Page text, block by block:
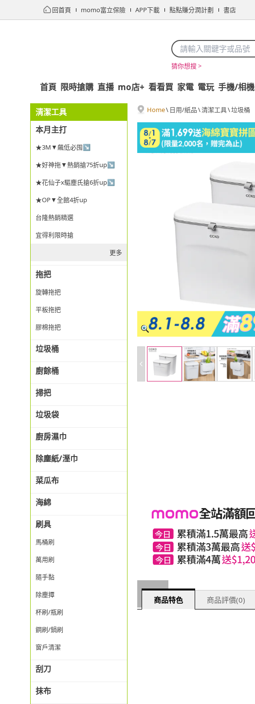
回首頁 momo富立保險 APP下載 點點賺分潤計劃 書店
猜你想搜 >
首頁 限時搶購 直播 mo店+ 看看買 家電 電玩 手機/相機
清潔工具
本月主打
★3M▼飆低必囤↘
★好神拖▼熱銷搶75折up↘
★花仙子x驅塵氏搶6折up↘
★OP▼全館4折up
台隆熱銷精選
宜得利限時搶
更多
拖把
旋轉拖把
平板拖把
膠棉拖把
垃圾桶
廚餘桶
掃把
垃圾袋
廚房濕巾
除塵紙/溼巾
菜瓜布
海綿
刷具
馬桶刷
萬用刷
隨手黏
除塵撢
杯刷/瓶刷
鋼刷/鍋刷
窗戶清潔
刮刀
抹布
Home\ 日用/紙品\清潔工具\垃圾桶
商品特色 商品評價(0)